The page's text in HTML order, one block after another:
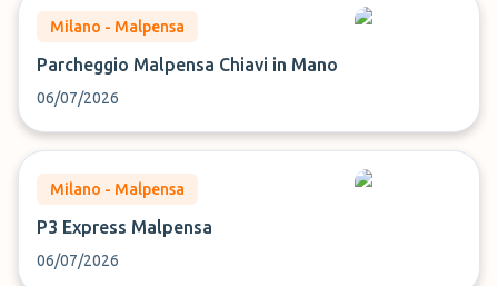
Milano - Malpensa
Parcheggio Malpensa Chiavi in Mano
06/07/2026
Milano - Malpensa
P3 Express Malpensa
06/07/2026